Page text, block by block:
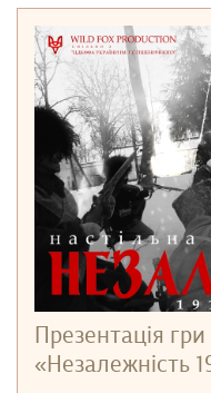
Презентація гри
«Незалежність